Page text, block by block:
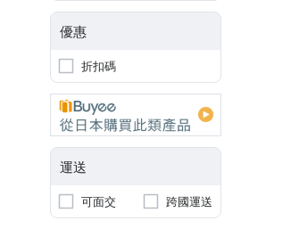
優惠
折扣碼
運送
可面交 跨國運送